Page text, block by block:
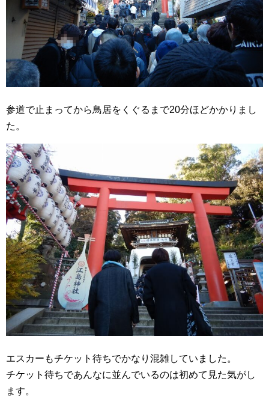
参道で止まってから鳥居をくぐるまで20分ほどかかりまし
た。
エスカーもチケット待ちでかなり混雑していました。
チケット待ちであんなに並んでいるのは初めて見た気がし
ます。